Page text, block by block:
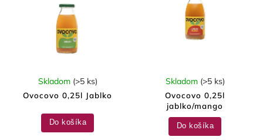
Ovocovo 0,25l Jablko
Skladom (>5 ks)
Do košíka
Ovocovo 0,25l
jablko/mango
Skladom (>5 ks)
Do košíka